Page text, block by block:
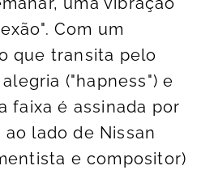
Com um
que transita pelo
("hapness") e
faixa é assinada por
lado de Nissan
e compositor)